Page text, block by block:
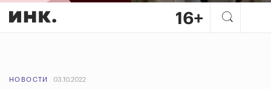
НОВОСТИ 03.10.2022